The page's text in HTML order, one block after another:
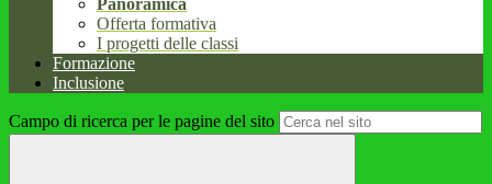
Panoramica
Offerta formativa
I progetti delle classi
Formazione
Inclusione
Campo di ricerca per le pagine del sito